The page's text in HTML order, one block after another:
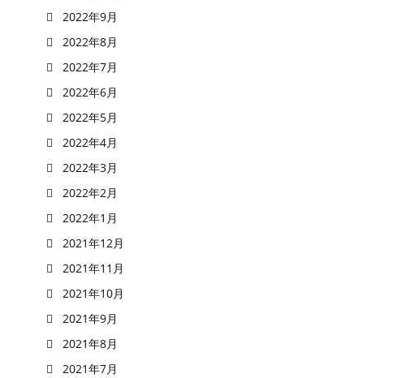
2022年9月
2022年8月
2022年7月
2022年6月
2022年5月
2022年4月
2022年3月
2022年2月
2022年1月
2021年12月
2021年11月
2021年10月
2021年9月
2021年8月
2021年7月